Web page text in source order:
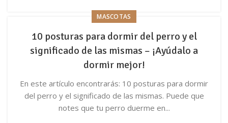
MASCOTAS
10 posturas para dormir del perro y el
significado de las mismas – ¡Ayúdalo a
dormir mejor!
En este artículo encontrarás: 10 posturas para dormir
del perro y el significado de las mismas. Puede que
notes que tu perro duerme en...